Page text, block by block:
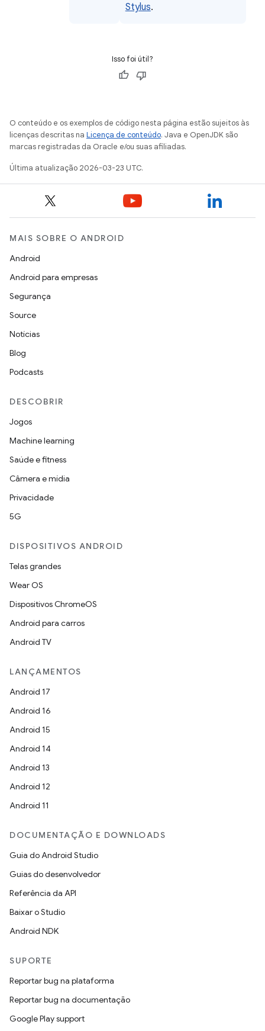
Stylus.
Isso foi útil?
O conteúdo e os exemplos de código nesta página estão sujeitos às
licenças descritas na Licença de conteúdo. Java e OpenJDK são
marcas registradas da Oracle e/ou suas afiliadas.
Última atualização 2026-03-23 UTC.
MAIS SOBRE O ANDROID
Android
Android para empresas
Segurança
Source
Notícias
Blog
Podcasts
DESCOBRIR
Jogos
Machine learning
Saúde e fitness
Câmera e mídia
Privacidade
5G
DISPOSITIVOS ANDROID
Telas grandes
Wear OS
Dispositivos ChromeOS
Android para carros
Android TV
LANÇAMENTOS
Android 17
Android 16
Android 15
Android 14
Android 13
Android 12
Android 11
DOCUMENTAÇÃO E DOWNLOADS
Guia do Android Studio
Guias do desenvolvedor
Referência da API
Baixar o Studio
Android NDK
SUPORTE
Reportar bug na plataforma
Reportar bug na documentação
Google Play support